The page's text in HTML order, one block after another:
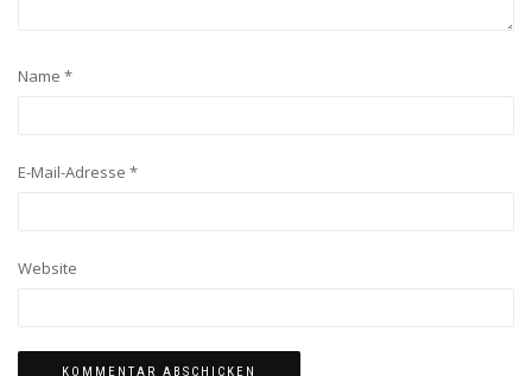
Name *
E-Mail-Adresse *
Website